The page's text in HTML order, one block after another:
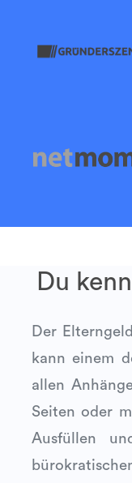
Du
Der
kann einem
allen
Seiten oder
Ausfüllen